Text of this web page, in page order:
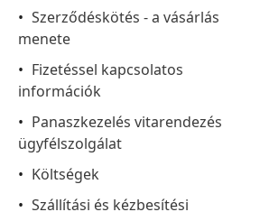
Szerződéskötés - a vásárlás
menete
Fizetéssel kapcsolatos
információk
Panaszkezelés vitarendezés
ügyfélszolgálat
Költségek
Szállítási és kézbesítési